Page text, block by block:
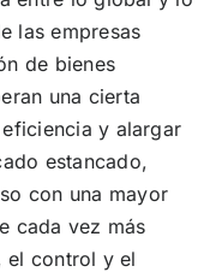
las empresas
de bienes
una cierta
y alargar
estancado,
con una mayor
cada vez más
el control y el